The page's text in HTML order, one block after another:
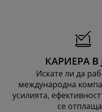
КАРИЕРА В
Искате ли да
международна
усилията,
се